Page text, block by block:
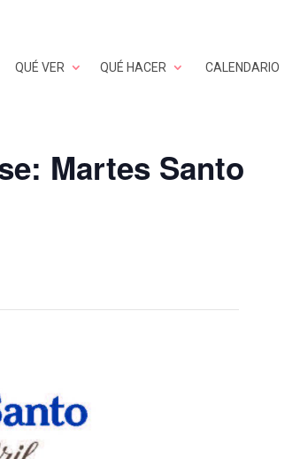
QUÉ VER QUÉ HACER CALENDARIO
Martes Santo